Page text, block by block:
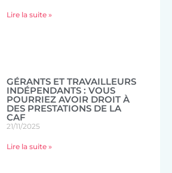
Lire la suite »
GÉRANTS ET TRAVAILLEURS
INDÉPENDANTS : VOUS
POURRIEZ AVOIR DROIT À
DES PRESTATIONS DE LA
CAF
21/11/2025
Lire la suite »